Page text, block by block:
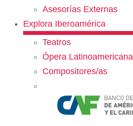
Asesorías Externas
Explora Iberoamérica
Teatros
Ópera Latinoamericana
Compositores/as